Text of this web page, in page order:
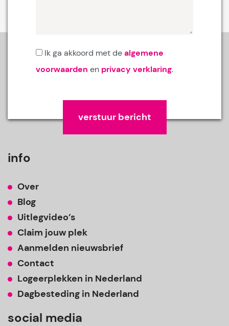
Ik ga akkoord met dealgemene
voorwaarden en privacy verklaring.
info
Over
Blog
Uitlegvideo’s
Claim jouw plek
Aanmelden nieuwsbrief
Contact
Logeerplekken in Nederland
Dagbesteding in Nederland
social media